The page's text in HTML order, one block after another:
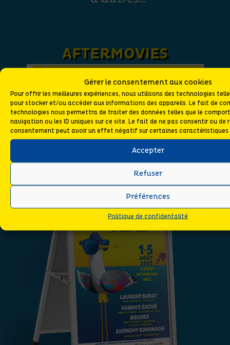
Gérer le consentement aux cookies
Pour offrir les meilleures expériences, nous utilisons des technologies
pour stocker et/ou accéder aux informations des appareils. Le fait de
technologies nous permettra de traiter des données telles que le
navigation ou les ID uniques sur ce site. Le fait de ne pas consentir ou de
consentement peut avoir un effet négatif sur certaines
Accepter
Refuser
Préférences
Politique de confidentalité
AFTERMOVIES